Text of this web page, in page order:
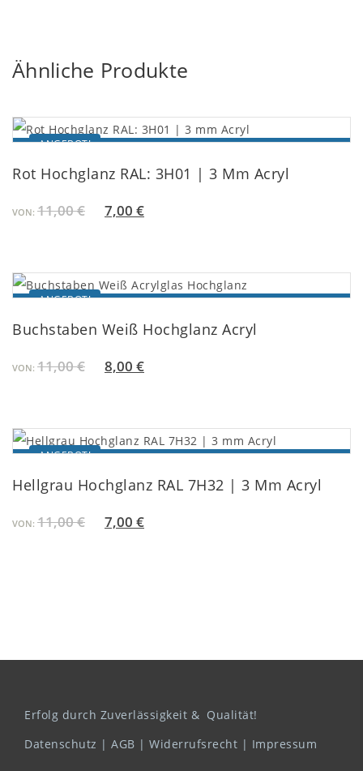
Ähnliche Produkte
ANGEBOT!
Rot Hochglanz RAL: 3H01 | 3 Mm Acryl
VON: 11,00€ 7,00 €
ANGEBOT!
Buchstaben Weiß Hochglanz Acryl
VON: 11,00€ 8,00 €
ANGEBOT!
Hellgrau Hochglanz RAL 7H32 | 3 Mm Acryl
VON: 11,00€ 7,00 €
Erfolg durch Zuverlässigkeit & Qualität!
Datenschutz | AGB | Widerrufsrecht | Impressum